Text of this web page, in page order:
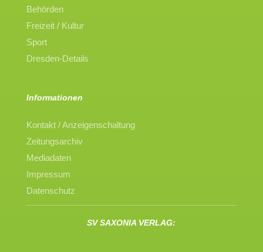
Behörden
Freizeit / Kultur
Sport
Dresden-Details
Informationen
Kontakt / Anzeigenschaltung
Zeitungsarchiv
Mediadaten
Impressum
Datenschutz
SV SAXONIA VERLAG: